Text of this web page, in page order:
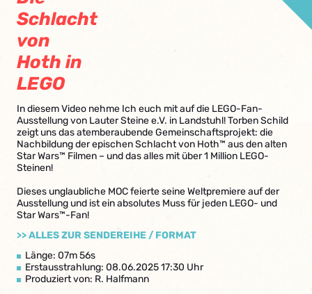
Schlacht
von
Hoth in
LEGO
In diesem Video nehme Ich euch mit auf die LEGO-Fan-
Ausstellung von Lauter Steine e.V. in Landstuhl! Torben Schild
zeigt uns das atemberaubende Gemeinschaftsprojekt: die
Nachbildung der epischen Schlacht von Hoth™ aus den alten
Star Wars™ Filmen – und das alles mit über 1 Million LEGO-
Steinen!
Dieses unglaubliche MOC feierte seine Weltpremiere auf der
Ausstellung und ist ein absolutes Muss für jeden LEGO- und
Star Wars™-Fan!
>> ALLES ZUR SENDEREIHE / FORMAT
Länge: 07m 56s
Erstausstrahlung: 08.06.2025 17:30 Uhr
Produziert von: R. Halfmann